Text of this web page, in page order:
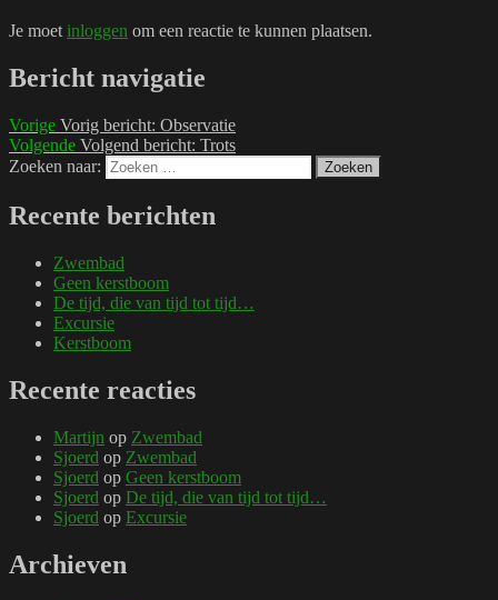
Je moetinloggen om een reactie te kunnen plaatsen.
Bericht navigatie
Vorige Vorig bericht: Observatie
Volgende Volgend bericht: Trots
Zoeken naar:
Zoeken
Recente berichten
Zwembad
Geen kerstboom
De tijd, die van tijd tot tijd…
Excursie
Kerstboom
Recente reacties
Martijn op Zwembad
Sjoerd op Zwembad
Sjoerd op Geen kerstboom
Sjoerd op De tijd, die van tijd tot tijd…
Sjoerd op Excursie
Archieven